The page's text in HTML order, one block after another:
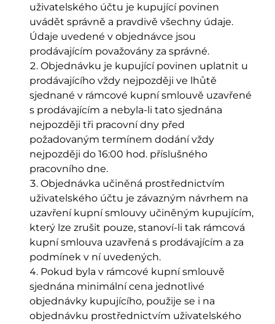
uživatelského účtu je kupující povinen
uvádět správně a pravdivě všechny údaje.
Údaje uvedené v objednávce jsou
prodávajícím považovány za správné.
Objednávku je kupující povinen uplatnit u
prodávajícího vždy nejpozději ve lhůtě
sjednané v rámcové kupní smlouvě uzavřené
s prodávajícím a nebyla-li tato sjednána
nejpozději tři pracovní dny před
požadovaným termínem dodání vždy
nejpozději do 16:00 hod. příslušného
pracovního dne.
Objednávka učiněná prostřednictvím
uživatelského účtu je závazným návrhem na
uzavření kupní smlouvy učiněným kupujícím,
který lze zrušit pouze, stanoví-li tak rámcová
kupní smlouva uzavřená s prodávajícím a za
podmínek v ní uvedených.
Pokud byla v rámcové kupní smlouvě
sjednána minimální cena jednotlivé
objednávky kupujícího, použije se i na
objednávku prostřednictvím uživatelského